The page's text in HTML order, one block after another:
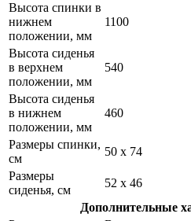
Высота спинки в
нижнем
положении, мм
1100
Высота сиденья
в верхнем
положении, мм
540
Высота сиденья
в нижнем
положении, мм
460
Размеры спинки,
см
50 x 74
Размеры
сиденья, см
52 x 46
Дополнительные